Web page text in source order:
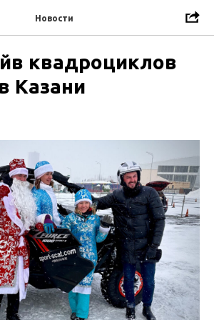
Новости
квадроциклов
Казани